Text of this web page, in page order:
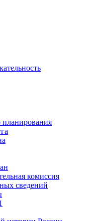
планирования
комиссия
сведений